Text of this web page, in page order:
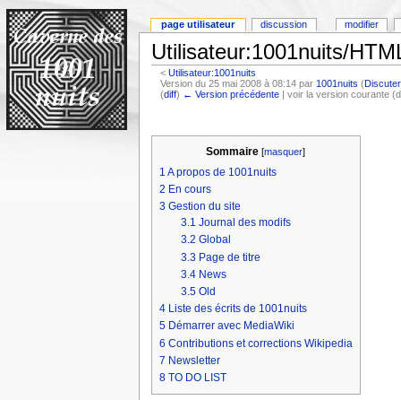
Utilisateur:1001nuits/
<Utilisateur:1001nuits
Version du 25 mai 2008 à 08:14 par 1001nuits (Discuter
(diff) ← Version précédente | voir la version courante
Sommaire [masquer]
1 A propos de 1001nuits
2 En cours
3 Gestion du site
3.1 Journal des modifs
3.2 Global
3.3 Page de titre
3.4 News
3.5 Old
4 Liste des écrits de 1001nuits
5 Démarrer avec MediaWiki
6 Contributions et corrections Wikipedia
7 Newsletter
8 TO DO LIST
page utilisateur discussion modifier